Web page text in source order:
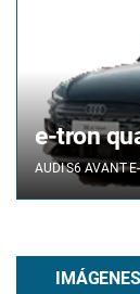
AUDIS6 AVANT
e-tron